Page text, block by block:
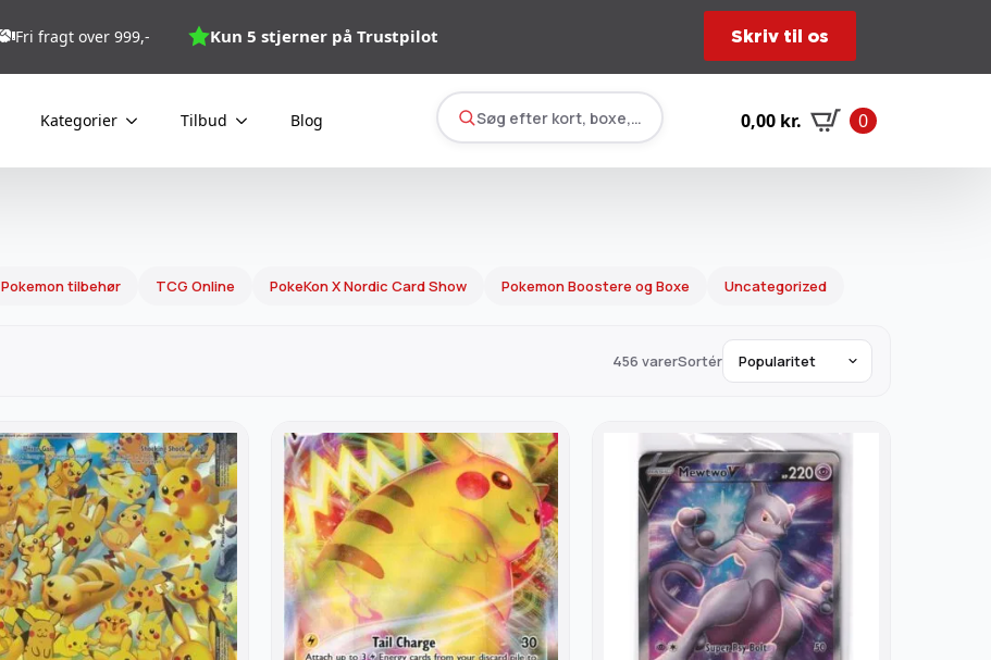
Fri fragt over 999,- Kun 5 stjerner på Trustpilot Skriv til os
Kategorier Tilbud Blog Søg efter kort, boxe, tilbehør… 0,00 kr. 0
Pokemon tilbehør TCG Online PokeKon X Nordic Card Show Pokemon Boostere og Boxe Uncategorized
456 varerSortér